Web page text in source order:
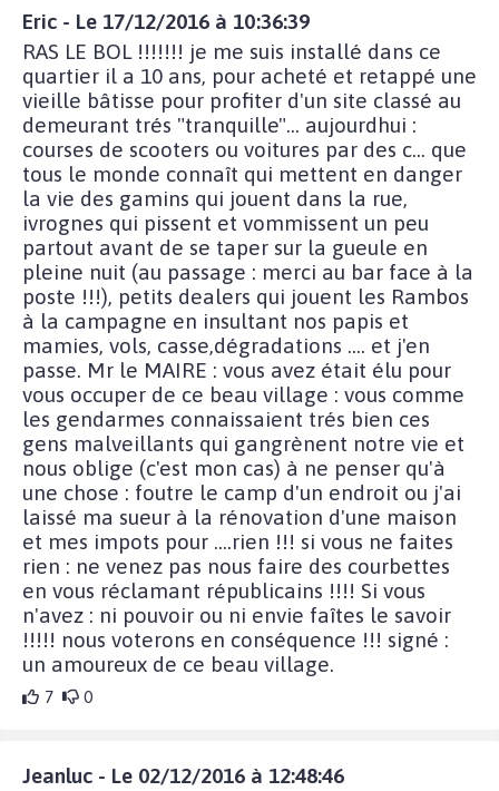
Eric - Le 17/12/2016 à 10:36:39
RAS LE BOL !!!!!!! je me suis installé dans ce
quartier il a 10 ans, pour acheté et retappé une
vieille bâtisse pour profiter d'un site classé au
demeurant trés "tranquille"... aujourdhui :
courses de scooters ou voitures par des c... que
tous le monde connaît qui mettent en danger
la vie des gamins qui jouent dans la rue,
ivrognes qui pissent et vommissent un peu
partout avant de se taper sur la gueule en
pleine nuit (au passage : merci au bar face à la
poste !!!), petits dealers qui jouent les Rambos
à la campagne en insultant nos papis et
mamies, vols, casse,dégradations .... et j'en
passe. Mr le MAIRE : vous avez était élu pour
vous occuper de ce beau village : vous comme
les gendarmes connaissaient trés bien ces
gens malveillants qui gangrènent notre vie et
nous oblige (c'est mon cas) à ne penser qu'à
une chose : foutre le camp d'un endroit ou j'ai
laissé ma sueur à la rénovation d'une maison
et mes impots pour ....rien !!! si vous ne faites
rien : ne venez pas nous faire des courbettes
en vous réclamant républicains !!!! Si vous
n'avez : ni pouvoir ou ni envie faîtes le savoir
!!!!! nous voterons en conséquence !!! signé :
un amoureux de ce beau village.
7 0
Jeanluc - Le 02/12/2016 à 12:48:46